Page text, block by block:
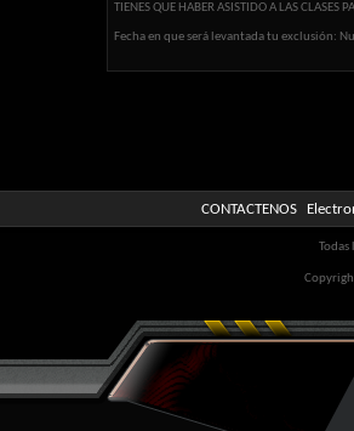
TIENES QUE HABER ASISTIDO A LAS CLASES
Fecha en que será levantada tu exclusión:
CONTACTENOS
Todas